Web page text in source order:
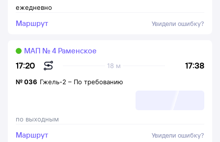
ежедневно
Маршрут Увидели ошибку?
17:20 17:38
18 м
МАП № 4 Раменское
по выходным
№036 Гжель-2 – По требованию
Маршрут Увидели ошибку?